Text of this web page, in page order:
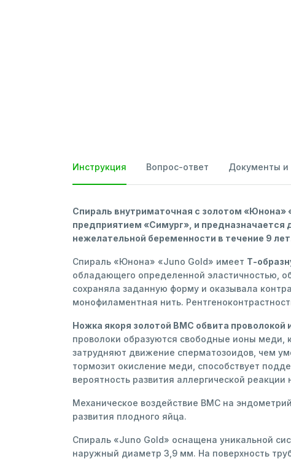
Инструкция Вопрос-ответ Документы и
Спираль внутриматочная с золотом «Юнона»
предприятием «Симург», и
нежелательной беременности в течение 9
Спираль «Юнона» «Juno Gold» имеет Т-
обладающего определенной эластичностью,
сохраняла заданную форму и оказывала
монофиламентная нить.
Ножка якоря золотой ВМС обвита
проволоки образуются свободные ионы меди,
затрудняют движение сперматозоидов, чем
тормозит окисление меди, способствует
вероятность развития аллергической
Механическое воздействие ВМС на
развития плодного яйца.
Спираль «Juno Gold» оснащена уникальной
наружный диаметр 3,9 мм. На поверхность